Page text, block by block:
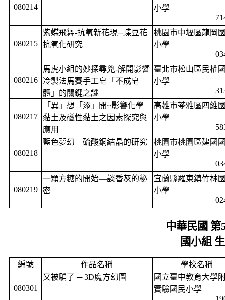
080214
小學
080215
紫蝶飛舞-抗氧新花現─蝶豆花
抗氧化研究
桃園市中壢區龍岡
小學
080216
馬虎小組的妙探尋兇-解開影響
冷製法馬賽手工皂「不成皂
體」的關鍵之謎
臺北市松山區民權
小學
080217
「異」想「添」開~影響化學
黏土及磁性黏土之因素探究與
應用
高雄市苓雅區四維
小學
080218
藍色夢幻—硫酸銅結晶的研究
桃園市桃園區建國
小學
080219
一顆方糖的開始—談香灰的秘
密
宜蘭縣羅東鎮竹林
小學
中華民國 第
國小組
編號 作品名稱 學校名稱
080301
又被騙了 ─3D魔方幻圖
國立臺中教育大學
實驗國民小學